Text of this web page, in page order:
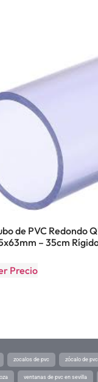
de PVC Redondo
– 35cm
Precio
zocalos de pvc zócalo de
ventanas de pvc en sevilla